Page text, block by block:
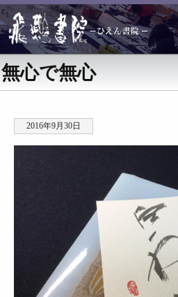
無心で無心
2016年9月30日